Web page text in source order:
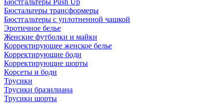
Бюстгальтеры Push Up
Бюстальтеры трансформеры
Бюстгальтеры с уплотненной чашкой
Эротичное белье
Женские футболки и майки
Корректирующее женское белье
Корректирующие боди
Корректирующие шорты
Корсеты и боди
Трусики
Трусики бразилиана
Трусики шорты